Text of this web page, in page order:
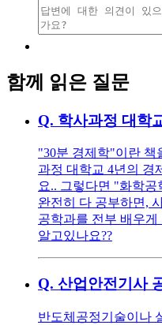
함께 읽은 질문
Q. 학사과정 대학
"30분 경제학"이란 책
과정 대학교 4년의 경
요.. 그렇다면 "화학
완전히 다 공부하면,
공학과를 전부 배우게
알고있나요??
Q. 산업안전기사
반도체공정기술이나